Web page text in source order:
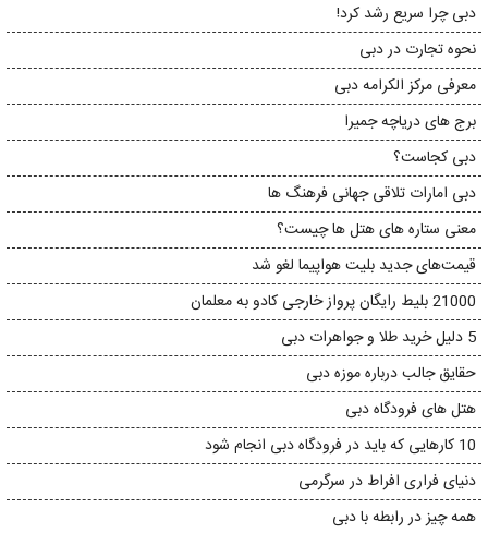
دبی چرا سریع رشد کرد!
نحوه تجارت در دبی
معرفی مرکز الکرامه دبی
برج های دریاچه جمیرا
دبی کجاست؟
دبی امارات تلاقی جهانی فرهنگ ها
معنی ستاره های هتل ها چیست؟
قیمت‌های جدید بلیت هواپیما لغو شد
21000 بلیط رایگان پرواز خارجی کادو به معلمان
5 دلیل خرید طلا و جواهرات دبی
حقایق جالب درباره موزه دبی
هتل های فرودگاه دبی
10 کارهایی که باید در فرودگاه دبی انجام شود
دنیای فراری افراط در سرگرمی
همه چیز در رابطه با دبی